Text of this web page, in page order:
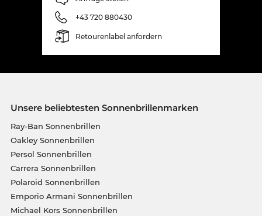
+43 720 880430
Retourenlabel anfordern
Unsere beliebtesten Sonnenbrillenmarken
Ray-Ban Sonnenbrillen
Oakley Sonnenbrillen
Persol Sonnenbrillen
Carrera Sonnenbrillen
Polaroid Sonnenbrillen
Emporio Armani Sonnenbrillen
Michael Kors Sonnenbrillen